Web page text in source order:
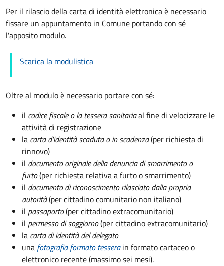
Per il rilascio della carta di identità elettronica è necessario
fissare un appuntamento in Comune portando con sé
l'apposito modulo.
Scarica la modulistica
Oltre al modulo è necessario portare con sé:
il codice fiscale o la tessera sanitariaal fine di velocizzare le
attività di registrazione
la carta d'identità scaduta o in scadenza(per richiesta di
rinnovo)
il documento originale della denuncia di smarrimento o
furto(per richiesta relativa a furto o smarrimento)
il documento di riconoscimento rilasciato dalla propria
autorità(per cittadino comunitario non italiano)
il passaporto(per cittadino extracomunitario)
il permesso di soggiorno(per cittadino extracomunitario)
la carta di identità del delegato
una fotografia formato tessera in formato cartaceo o
elettronico recente (massimo sei mesi).